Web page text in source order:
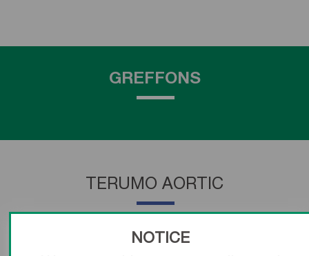
GREFFONS
TERUMO AORTIC
NOTICE